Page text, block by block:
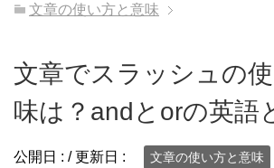
文章の使い方と意味
文章でスラッシュの
味は？andとorの英語
公開日 : / 更新日 : 文章の使い方と意味